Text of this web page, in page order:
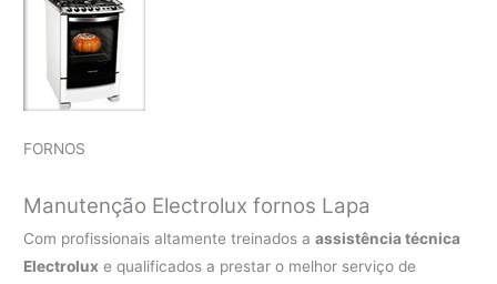
FORNOS
Manutenção Electrolux fornos Lapa
Com profissionais altamente treinados aassistência técnica
Electrolux e qualificados a prestar o melhor serviço de